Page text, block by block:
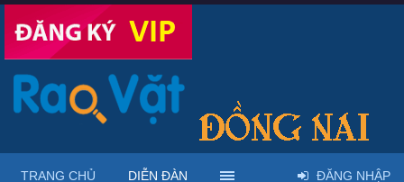
TRANG CHỦ DIỄN ĐÀN ĐĂNG NHẬP